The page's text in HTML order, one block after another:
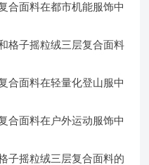
合面料在都市机能服饰中
格子摇粒绒三层复合面料
合面料在轻量化登山服中
合面料在户外运动服饰中
子摇粒绒三层复合面料的